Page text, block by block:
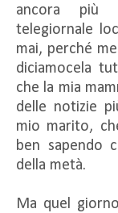
ancora più
telegiornale
mai, perché
diciamocela
che la mia
delle notizie
mio marito,
ben sapendo
della metà.
Ma quel